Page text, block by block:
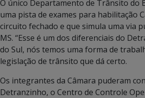
O único Departamento de Trânsito do
uma pista de exames para habilitação
circuito fechado e que simula uma via
MS. “Esse é um dos diferenciais do
do Sul, nós temos uma forma de
legislação de trânsito que dá certo.
Os integrantes da Câmara puderam
Detranzinho, o Centro de Controle